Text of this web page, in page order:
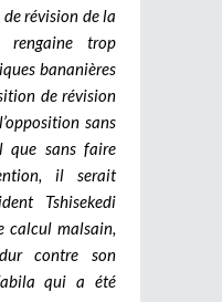
révision de la
rengaine trop
bananières
de révision
sans
que sans faire
il serait
Tshisekedi
calcul malsain,
contre son
qui a été